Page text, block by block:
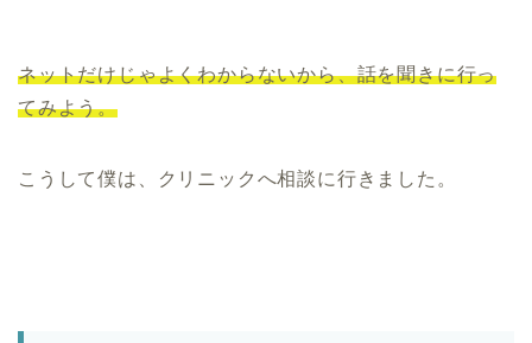
ネットだけじゃよくわからないから、話を聞きに行っ
てみよう。
こうして僕は、クリニックへ相談に行きました。